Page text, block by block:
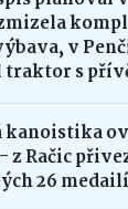
v
s
kanoistika
z Račic
26 medailí